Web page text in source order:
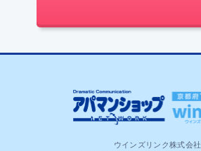
ウインズリンク株式会社